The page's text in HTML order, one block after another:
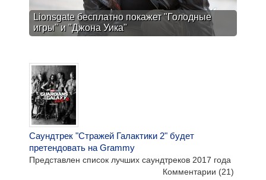
Lionsgate бесплатно покажет "Голодные
игры" и "Джона Уика"
Саундтрек "Стражей Галактики 2" будет
претендовать на Grammy
Представлен список лучших саундтреков 2017 года
Комментарии (21)